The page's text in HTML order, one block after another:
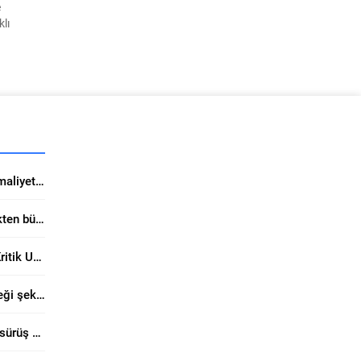
Kaliteli boya tercihi tadilat maliyetini ciddi düşürüyor
Form Sunviatube ile elektrikten büyük tasarruf sağlıyor
Yunanistan Yatırımlarında Kritik Uzman Uyarısı
Filli Boya Trabzon’da geleceği şekillendiriyor
Tosyalı’nın modifiye asfaltı sürüş güvenliğini yukarı taşıyor